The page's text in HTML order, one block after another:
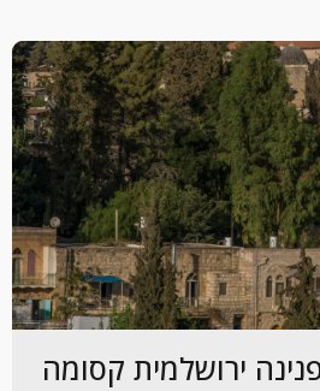
ירושלמית קסומה